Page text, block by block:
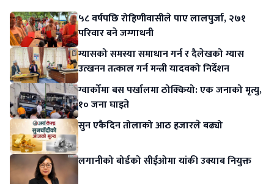
५८ वर्षपछि रोहिणीवासीले पाए लालपुर्जा, २७१
परिवार बने जग्गाधनी
ग्यासको समस्या समाधान गर्न र दैलेखको ग्यास
उत्खनन तत्काल गर्न मन्त्री यादवको निर्देशन
ग्वार्कोमा बस पर्खालमा ठोक्कियो: एक जनाको मृत्यु,
१० जना घाइते
सुन एकैदिन तोलाको आठ हजारले बढ्यो
लगानीको बोर्डको सीईओमा यांकी उक्याब नियुक्त